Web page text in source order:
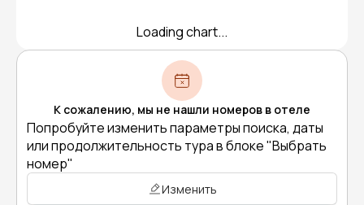
Loading chart...
К сожалению, мы не нашли номеров в отеле
Попробуйте изменить параметры поиска, даты
или продолжительность тура в блоке "Выбрать
номер"
Изменить